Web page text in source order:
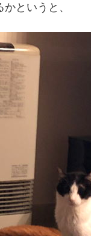
というと、